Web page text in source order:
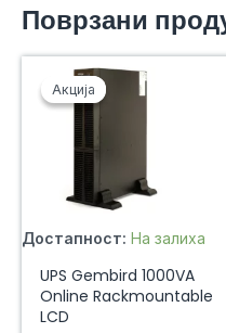
Поврзани
Акција
Акција
Достапност: На залиха
UPS Gembird 1000VA
Online Rackmountable
LCD